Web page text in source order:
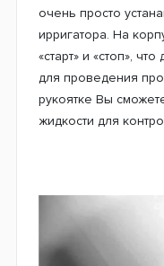
очень просто
ирригатора. На
«старт» и «стоп»,
для проведения
рукоятке Вы
жидкости для